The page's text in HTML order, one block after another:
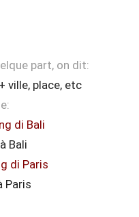
part, on dit:
ville, place, etc
di Bali
Bali
di Paris
Paris